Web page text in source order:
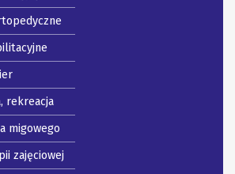
rekreacja
migowego
zajęciowej